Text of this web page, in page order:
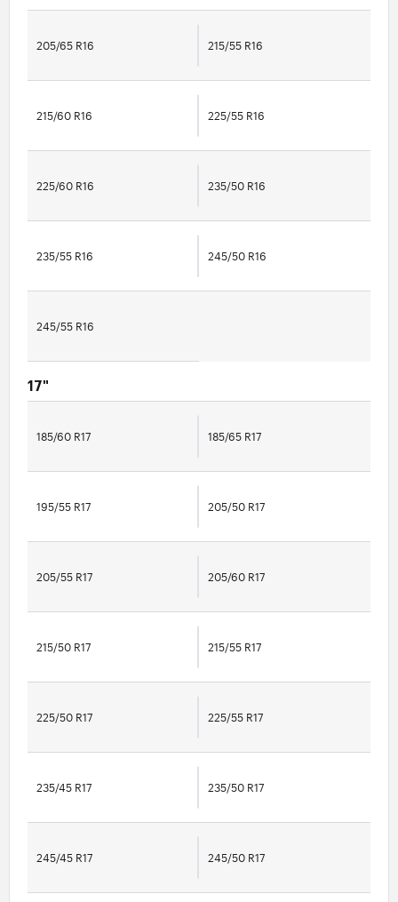
205/65 R16 215/55 R16
215/60 R16 225/55 R16
225/60 R16 235/50 R16
235/55 R16 245/50 R16
245/55 R16
17"
185/60 R17 185/65 R17
195/55 R17 205/50 R17
205/55 R17 205/60 R17
215/50 R17 215/55 R17
225/50 R17 225/55 R17
235/45 R17 235/50 R17
245/45 R17 245/50 R17